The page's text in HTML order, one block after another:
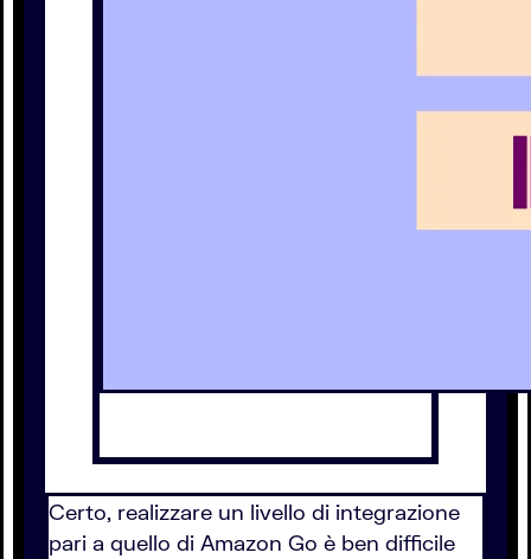
Certo, realizzare un livello di integrazione
pari a quello di Amazon Go è ben difficile